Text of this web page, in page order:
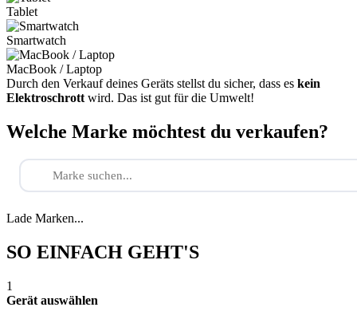
Tablet
Smartwatch
MacBook / Laptop
Durch den Verkauf deines Geräts stellst du sicher, dass es kein
Elektroschrott wird. Das ist gut für die Umwelt!
Welche Marke möchtest du verkaufen?
Lade Marken...
SO EINFACH GEHT'S
1
Gerät auswählen